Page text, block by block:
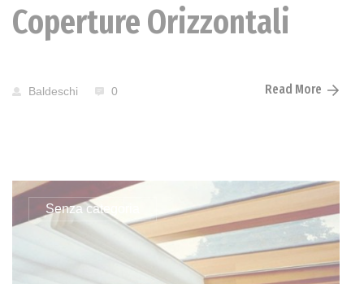
Coperture Orizzontali
Baldeschi 0 Read More
Senza categoria